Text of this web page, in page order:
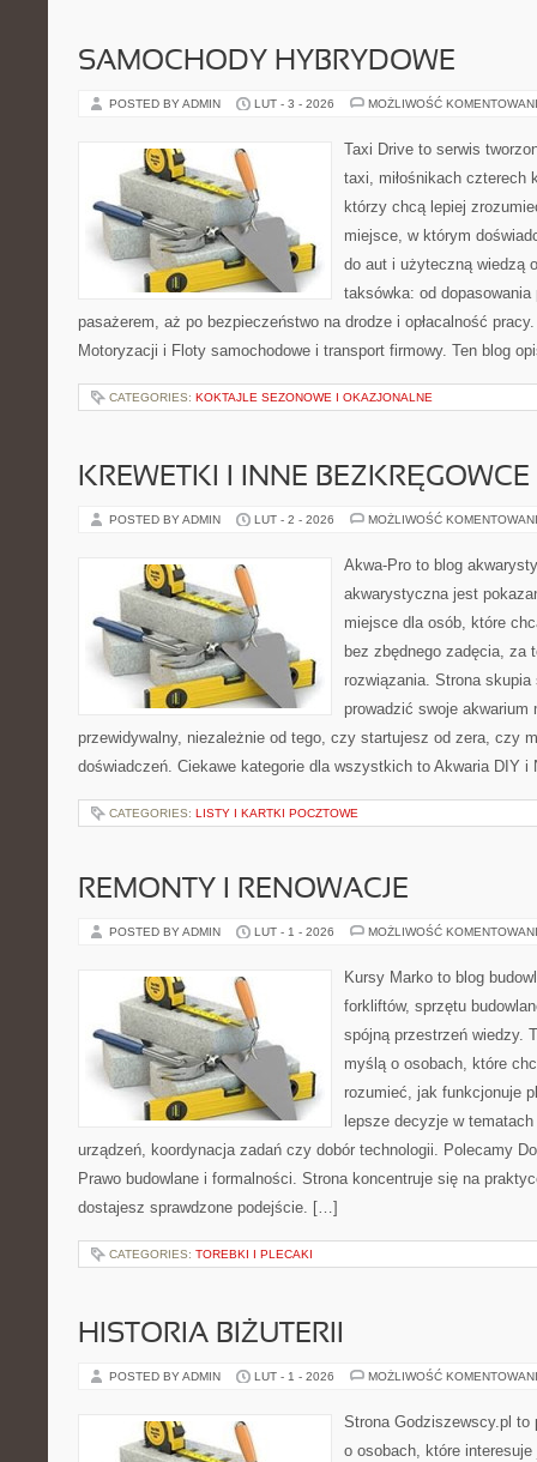
SAMOCHODY HYBRYDOWE
POSTED BY ADMIN LUT - 3 - 2026 MOŻLIWOŚĆ
Taxi Drive to serwis
taxi, miłośnikach czterech
którzy chcą lepiej
miejsce, w którym
do aut i użyteczną wiedzą
taksówka: od
pasażerem, aż po bezpieczeństwo na drodze i opłacalność
Motoryzacji i Floty samochodowe i transport firmowy. Ten blog
CATEGORIES: KOKTAJLE SEZONOWE I OKAZJONALNE
KREWETKI I INNE BEZKRĘGOWCE
POSTED BY ADMIN LUT - 2 - 2026 MOŻLIWOŚĆ
Akwa-Pro to blog
akwarystyczna jest
miejsce dla osób, które
bez zbędnego zadęcia, za
rozwiązania. Strona
prowadzić swoje akwarium
przewidywalny, niezależnie od tego, czy startujesz od zera, czy
doświadczeń. Ciekawe kategorie dla wszystkich to Akwaria DIY
CATEGORIES: LISTY I KARTKI POCZTOWE
REMONTY I RENOWACJE
POSTED BY ADMIN LUT - 1 - 2026 MOŻLIWOŚĆ
Kursy Marko to blog
forkliftów, sprzętu
spójną przestrzeń wiedzy.
myślą o osobach, które
rozumieć, jak funkcjonuje
lepsze decyzje w
urządzeń, koordynacja zadań czy dobór technologii. Polecamy
Prawo budowlane i formalności. Strona koncentruje się na
dostajesz sprawdzone podejście. […]
CATEGORIES: TOREBKI I PLECAKI
HISTORIA BIŻUTERII
POSTED BY ADMIN LUT - 1 - 2026 MOŻLIWOŚĆ
Strona Godziszewscy.pl
o osobach, które